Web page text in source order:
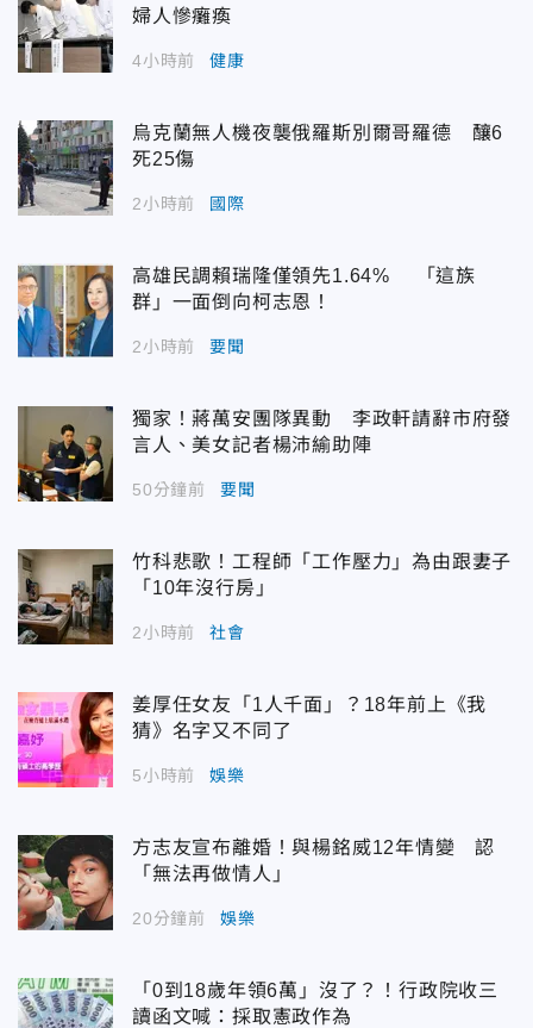
婦人慘癱瘓
4小時前 健康
烏克蘭無人機夜襲俄羅斯別爾哥羅德 釀6
死25傷
2小時前 國際
高雄民調賴瑞隆僅領先1.64% 「這族
群」一面倒向柯志恩！
2小時前 要聞
獨家！蔣萬安團隊異動 李政軒請辭市府發
言人、美女記者楊沛緰助陣
50分鐘前 要聞
竹科悲歌！工程師「工作壓力」為由跟妻子
「10年沒行房」
2小時前 社會
姜厚任女友「1人千面」？18年前上《我
猜》名字又不同了
5小時前 娛樂
方志友宣布離婚！與楊銘威12年情變 認
「無法再做情人」
20分鐘前 娛樂
「0到18歲年領6萬」沒了？！行政院收三
讀函文喊：採取憲政作為